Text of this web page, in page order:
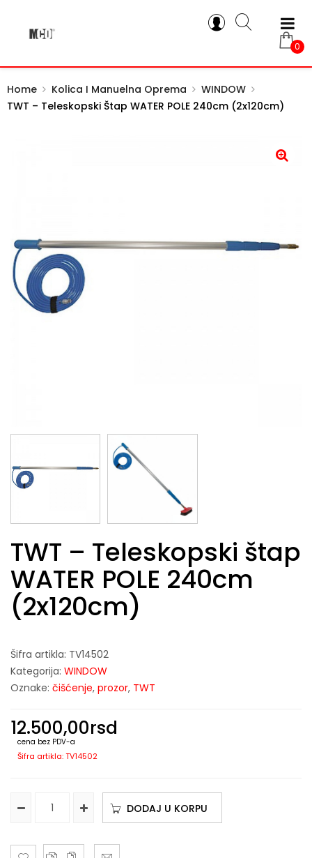
0
Home Kolica I Manuelna Oprema
WINDOW
TWT – Teleskopski Štap WATER POLE 240cm (2x120cm)
TWT – Teleskopski štap
WATER POLE 240cm
(2x120cm)
Šifra artikla: TV14502
Kategorija: WINDOW
Oznake: čišćenje, prozor, TWT
12.500,00rsd
cena bez PDV-a
Šifra artikla: TV14502
DODAJ U KORPU